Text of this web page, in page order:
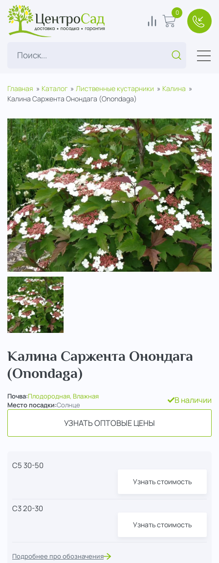
ЦентроСад
Поиск...
0 В корзину
0
Главная Каталог Лиственные кустарники
Калина
Калина Саржента Онондага (Onondaga)
Калина Саржента Онондага
(Onondaga)
Почва:Плодородная, Влажная
Место посадки:Солнце В наличии
УЗНАТЬ ОПТОВЫЕ ЦЕНЫ
С5 30-50
Узнать стоимость
С3 20-30
Узнать стоимость
Подробнее про обозначения